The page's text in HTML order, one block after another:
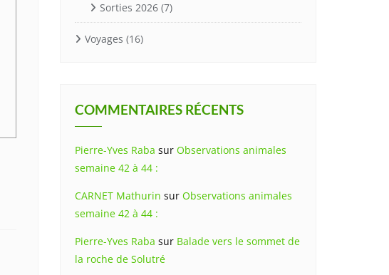
Sorties 2026 (7)
Voyages (16)
COMMENTAIRES RÉCENTS
Pierre-Yves Raba sur Observations animales
semaine 42 à 44 :
CARNET Mathurin sur Observations animales
semaine 42 à 44 :
Pierre-Yves Raba sur Balade vers le sommet de
la roche de Solutré